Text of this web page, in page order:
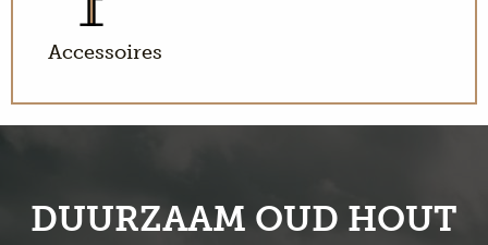
Accessoires
DUURZAAM OUD HOUT